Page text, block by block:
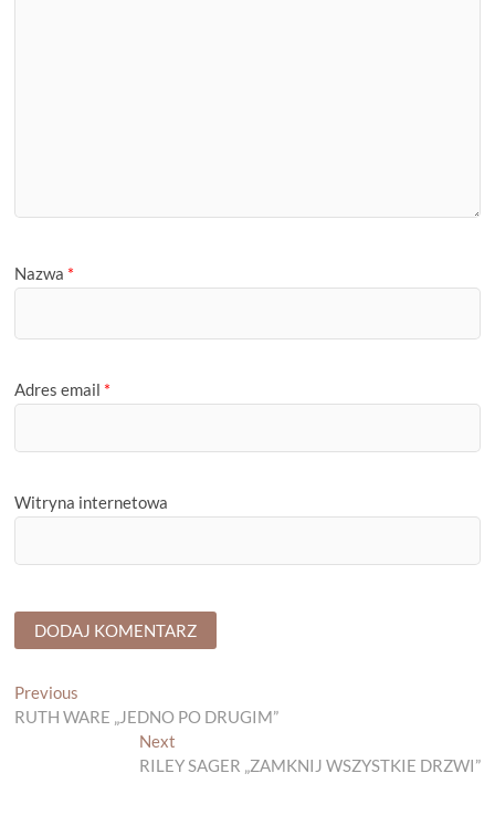
Nazwa *
Adres email *
Witryna internetowa
Nawigacja
wpisu
Previous
post:
RUTH WARE „JEDNO PO DRUGIM”
NextNext
post:
RILEY SAGER „ZAMKNIJ WSZYSTKIE DRZWI”